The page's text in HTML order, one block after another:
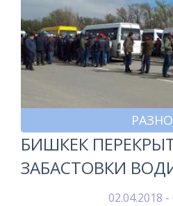
БИШКЕК
ЗАБАСТОВКИ
02.04.2018 -